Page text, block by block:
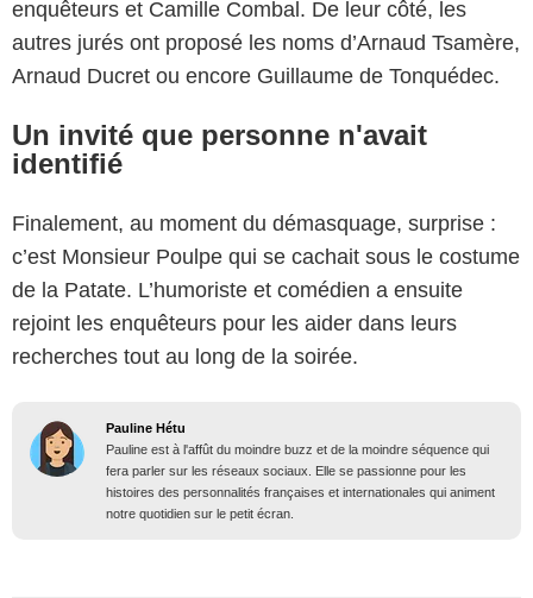
enquêteurs et Camille Combal. De leur côté, les
autres jurés ont proposé les noms d’Arnaud Tsamère,
Arnaud Ducret ou encore Guillaume de Tonquédec.
Un invité que personne n'avait
identifié
Finalement, au moment du démasquage, surprise :
c’est Monsieur Poulpe qui se cachait sous le costume
de la Patate. L’humoriste et comédien a ensuite
rejoint les enquêteurs pour les aider dans leurs
recherches tout au long de la soirée.
Pauline Hétu
Pauline est à l'affût du moindre buzz et de la moindre séquence qui
fera parler sur les réseaux sociaux. Elle se passionne pour les
histoires des personnalités françaises et internationales qui animent
notre quotidien sur le petit écran.